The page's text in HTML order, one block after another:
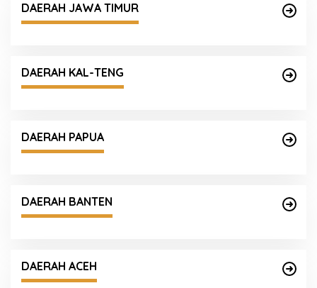
DAERAH JAWA TIMUR
DAERAH KAL-TENG
DAERAH PAPUA
DAERAH BANTEN
DAERAH ACEH